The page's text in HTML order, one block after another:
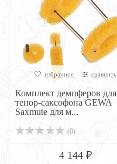
избранное сравнить
Комплект демпферов для
тенор-саксофона GEWA
Saxmute для м...
(0)
4 144 ₽